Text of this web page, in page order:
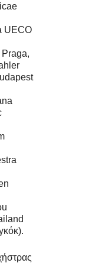
UECO